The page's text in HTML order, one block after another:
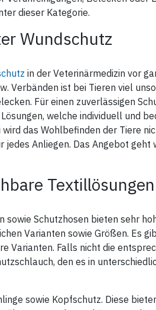
Stelle des Bauches
Vorderbeinen
des
sollte deshalb
größer sein als der ihres
um ausreichend
zu gewähren.
des Vorderbeines
Widerrist bis zum
gemessen.
Länge in der
des Hundes sollten nur
Teil bedeckt sein.
3.
Der
5 -
wird
Die
dieser Kategorie.
Wundschutz
in der Veterinärmedizin vor
Verbänden ist bei Tieren viel
Für einen zuverlässigen
welche individuell und
das Wohlbefinden der Tiere
Anliegen. Das Angebot geht
Textillösungen
Schutzhosen bieten sehr
Varianten sowie Größen. Es
Varianten. Falls nicht die
den es in
sowie Kopfschutz. Diese